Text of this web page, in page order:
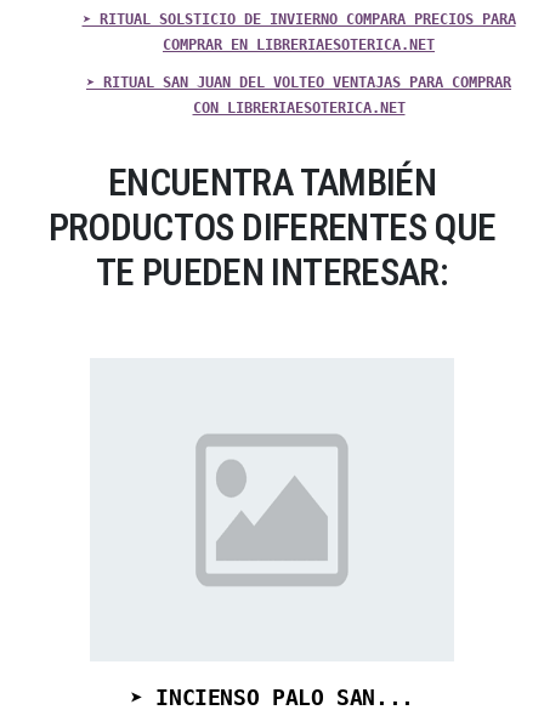
➤ RITUAL SOLSTICIO DE INVIERNO COMPARA PRECIOS PARA
COMPRAR EN LIBRERIAESOTERICA.NET
➤ RITUAL SAN JUAN DEL VOLTEO VENTAJAS PARA COMPRAR
CON LIBRERIAESOTERICA.NET
ENCUENTRA TAMBIÉN
PRODUCTOS DIFERENTES QUE
TE PUEDEN INTERESAR:
➤ INCIENSO PALO SAN...